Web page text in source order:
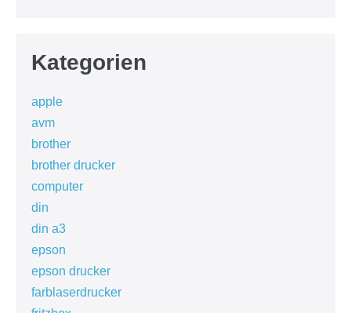
Kategorien
apple
avm
brother
brother drucker
computer
din
din a3
epson
epson drucker
farblaserdrucker